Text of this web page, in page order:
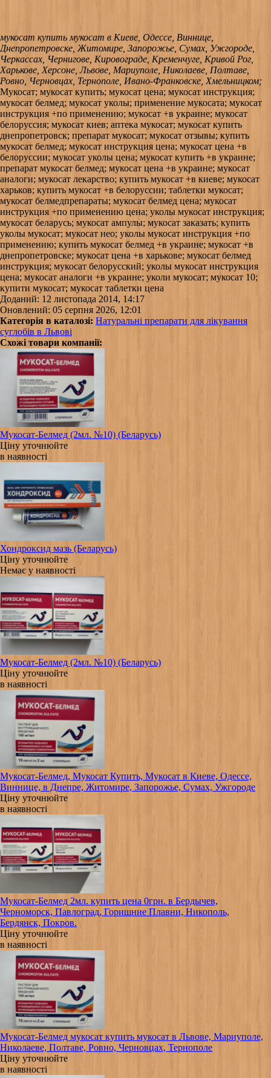
мукосат купить мукосат в Киеве, Одессе, Виннице,
Днепропетровске, Житомире, Запорожье, Сумах, Ужгороде,
Черкассах, Чернигове, Кировограде, Кременчуге, Кривой Рог,
Харькове, Херсоне, Львове, Мариуполе, Николаеве, Полтаве,
Ровно, Черновцах, Тернополе, Ивано-Франковске, Хмельницком;
Мукосат; мукосат купить; мукосат цена; мукосат инструкция;
мукосат белмед; мукосат уколы; применение мукосата; мукосат
инструкция +по применению; мукосат +в украине; мукосат
белоруссия; мукосат киев; аптека мукосат; мукосат купить
днепропетровск; препарат мукосат; мукосат отзывы; купить
мукосат белмед; мукосат инструкция цена; мукосат цена +в
белоруссии; мукосат уколы цена; мукосат купить +в украине;
препарат мукосат белмед; мукосат цена +в украине; мукосат
аналоги; мукосат лекарство; купить мукосат +в киеве; мукосат
харьков; купить мукосат +в белоруссии; таблетки мукосат;
мукосат белмедпрепараты; мукосат белмед цена; мукосат
инструкция +по применению цена; уколы мукосат инструкция;
мукосат беларусь; мукосат ампулы; мукосат заказать; купить
уколы мукосат; мукосат нео; уколы мукосат инструкция +по
применению; купить мукосат белмед +в украине; мукосат +в
днепропетровске; мукосат цена +в харькове; мукосат белмед
инструкция; мукосат белорусский; уколы мукосат инструкция
цена; мукосат аналоги +в украине; уколи мукосат; мукосат 10;
купити мукосат; мукосат таблетки цена
Доданий: 12 листопада 2014, 14:17
Оновлений: 05 серпня 2026, 12:01
Категорія в каталозі: Натуральні препарати для лікування
суглобів в Львові
Схожі товари компанії:
Мукосат-Белмед (2мл. №10) (Беларусь)
Ціну уточнюйте
в наявності
Хондроксид мазь (Беларусь)
Ціну уточнюйте
Немає у наявності
Мукосат-Белмед (2мл. №10) (Беларусь)
Ціну уточнюйте
в наявності
Мукосат-Белмед, Мукосат Купить, Мукосат в Киеве, Одессе,
Виннице, в Днепре, Житомире, Запорожье, Сумах, Ужгороде
Ціну уточнюйте
в наявності
Мукосат-Белмед 2мл. купить цена 0грн. в Бердычев,
Черноморск, Павлоград, Горишние Плавни, Никополь,
Бердянск, Покров.
Ціну уточнюйте
в наявності
Мукосат-Белмед мукосат купить мукосат в Львове, Мариуполе,
Николаеве, Полтаве, Ровно, Черновцах, Тернополе
Ціну уточнюйте
в наявності